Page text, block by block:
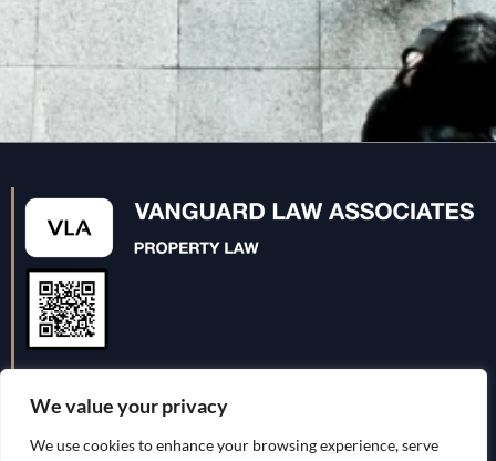
We value your privacy
We use cookies to enhance your browsing experience, serve
Schnelle Links